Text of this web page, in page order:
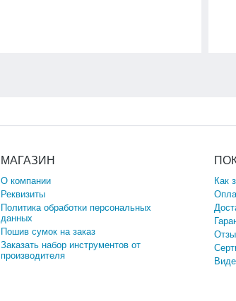
МАГАЗИН
О компании
Реквизиты
Политика обработки персональных
данных
Пошив сумок на заказ
Заказать набор инструментов от
производителя
Как